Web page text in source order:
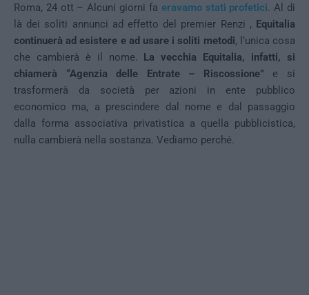
Roma, 24 ott – Alcuni giorni fa eravamo stati profetici. Al di
là dei soliti annunci ad effetto del premier Renzi , Equitalia
continuerà ad esistere e ad usare i soliti metodi, l’unica cosa
che cambierà è il nome. La vecchia Equitalia, infatti, si
chiamerà “Agenzia delle Entrate – Riscossione” e si
trasformerà da società per azioni in ente pubblico
economico ma, a prescindere dal nome e dal passaggio
dalla forma associativa privatistica a quella pubblicistica,
nulla cambierà nella sostanza. Vediamo perché.